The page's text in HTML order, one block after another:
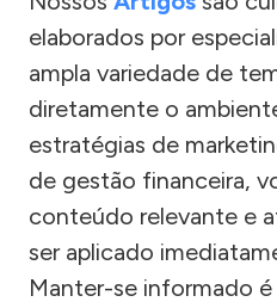
elaborados por
ampla variedade de
diretamente o
estratégias de
de gestão financeira,
conteúdo relevante e
ser aplicado
Manter-se informado é